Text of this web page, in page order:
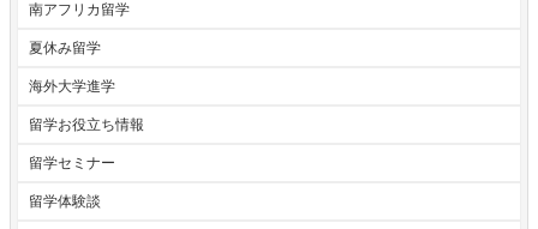
南アフリカ留学
夏休み留学
海外大学進学
留学お役立ち情報
留学セミナー
留学体験談